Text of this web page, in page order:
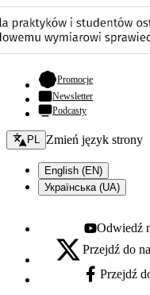
Promocje- otwiera się w
Newsletter
Podcasty
Zmień język - bieżący:
PL Zmień język strony
English (EN)
Українська (UA)
Youtube -
Odwiedź
X - otwiera się w nowej
Przejdź do
Facebook -
Przejdź